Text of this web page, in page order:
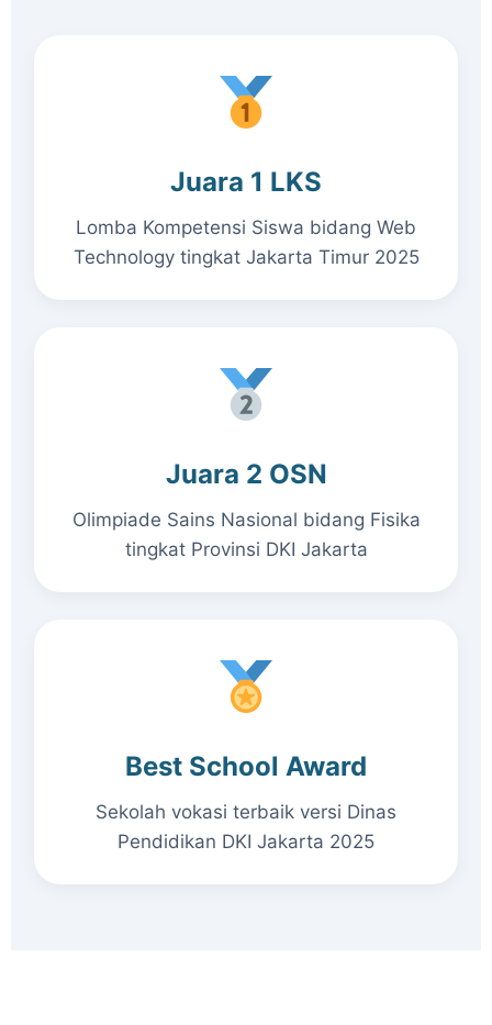
Juara 1 LKS
Lomba Kompetensi Siswa bidang Web
Technology tingkat Jakarta Timur 2025
Juara 2 OSN
Olimpiade Sains Nasional bidang Fisika
tingkat Provinsi DKI Jakarta
Best School Award
Sekolah vokasi terbaik versi Dinas
Pendidikan DKI Jakarta 2025